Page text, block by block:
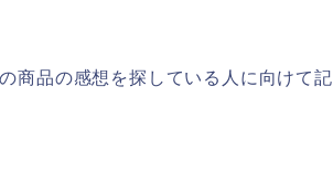
商品の感想を探している人に向けて記